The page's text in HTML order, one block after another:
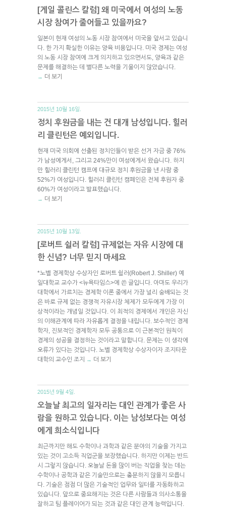
[게일 콜린스 칼럼] 왜 미국에서 여성의 노동
시장 참여가 줄어들고 있을까요?
일본이 현재 여성의 노동 시장 참여에서 미국을 앞서고 있습니
다. 한 가지 확실한 이유는 양육 비용입니다. 미국 경제는 여성
의 노동 시장 참여에 크게 의지하고 있으면서도, 양육과 같은
문제를 해결하는 데 별다른 노력을 기울이지 않았습니다.
→ 더 보기
2015년 10월 16일.
정치 후원금을 내는 건 대개 남성입니다. 힐러
리 클린턴은 예외입니다.
현재 미국 의회에 선출된 정치인들이 받은 선거 자금 중 76%
가 남성에게서, 그리고 24%만이 여성에게서 왔습니다. 하지
만 힐러리 클린턴 캠프에 대규모 정치 후원금을 낸 사람 중
52%가 여성입니다. 힐러리 클린턴 캠페인은 전체 후원자 중
60%가 여성이라고 발표했습니다.
→ 더 보기
2015년 10월 13일.
[로버트 쉴러 칼럼] 규제없는 자유 시장에 대
한 신념? 너무 믿지 마세요
*노벨 경제학상 수상자인 로버트 쉴러(Robert J. Shiller) 예
일대학교 교수가 <뉴욕타임스>에 쓴 글입니다. 아마도 우리가
대학에서 가르치는 경제학 이론 중에서 가장 널리 숭배되는 것
은 바로 규제 없는 경쟁적 자유시장 체제가 모두에게 가장 이
상적이라는 개념일 것입니다. 이 최적의 경제에서 개인은 자신
의 이해관계에 따라 자유롭게 결정을 내립니다. 보수적인 경제
학자, 진보적인 경제학자 모두 공통으로 이 근본적인 원칙이
경제의 성공을 결정하는 것이라고 말합니다. 문제는 이 생각에
오류가 있다는 것입니다. 노벨 경제학상 수상자이자 조지타운
대학의 교수인 조지
→ 더 보기
2015년 9월 4일.
오늘날 최고의 일자리는 대인 관계가 좋은 사
람을 원하고 있습니다. 이는 남성보다는 여성
에게 희소식입니다
최근까지만 해도 수학이나 과학과 같은 분야의 기술을 가지고
있는 것이 고소득 직업군을 보장했습니다. 하지만 이제는 반드
시 그렇지 않습니다. 오늘날 돈을 많이 버는 직업을 찾는 데는
수학이나 공학과 같은 기술만으로는 충분하지 않을지 모릅니
다. 기술은 점점 더 많은 기술적인 업무와 일터를 자동화하고
있습니다. 앞으로 중요해지는 것은 다른 사람들과 의사소통을
잘하고 팀 플레이어가 되는 것과 같은 대인 관계 능력입니다.